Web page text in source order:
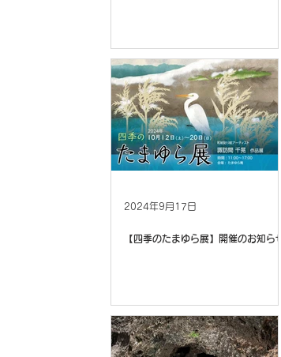
【四季のたまゆら展】開催のお知らせ
2024年9月17日